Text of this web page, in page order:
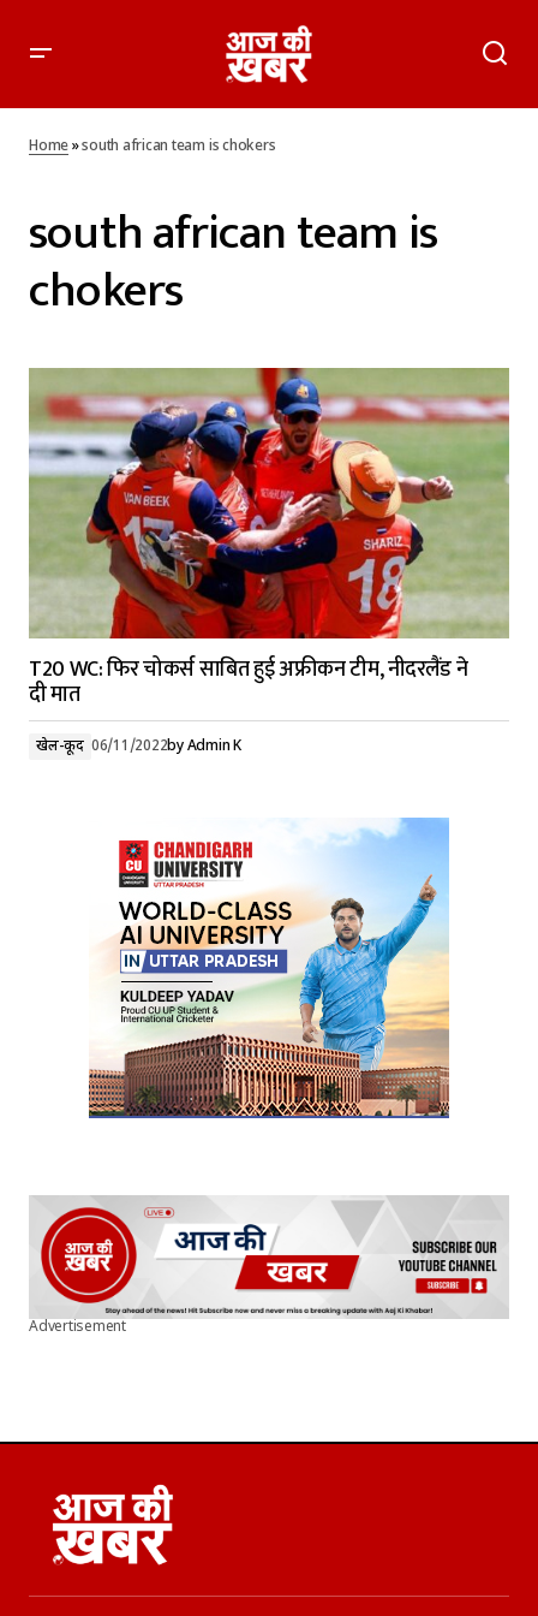
Home»south african team is chokers
south african team is
chokers
T20 WC: फिर चोकर्स साबित हुई अफ्रीकन टीम, नीदरलैंड ने
दी मात
खेल-कूद 06/11/2022byAdmin K
Advertisement